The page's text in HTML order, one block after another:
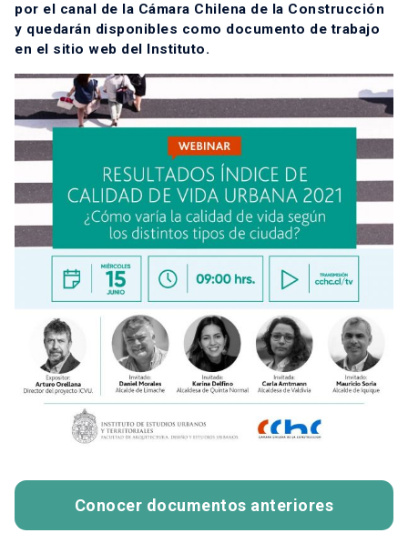
por el canal de la Cámara Chilena de la Construcción
y quedarán disponibles como documento de trabajo
en el sitio web del Instituto.
Conocer documentos anteriores